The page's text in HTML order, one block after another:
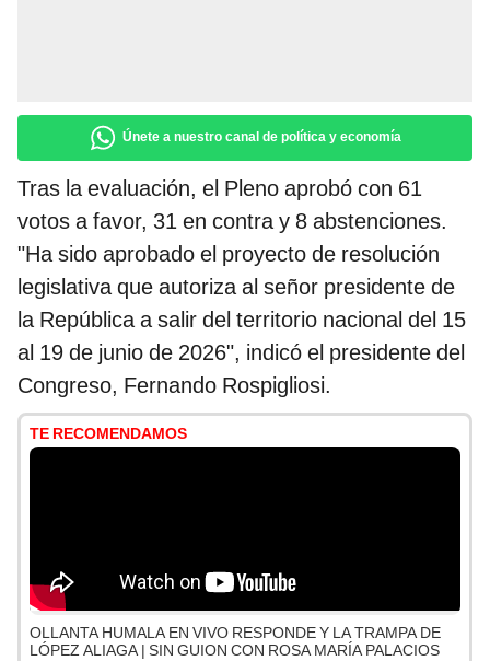
Únete a nuestro canal de política y economía
Tras la evaluación, el Pleno aprobó con 61
votos a favor, 31 en contra y 8 abstenciones.
"Ha sido aprobado el proyecto de resolución
legislativa que autoriza al señor presidente de
la República a salir del territorio nacional del 15
al 19 de junio de 2026", indicó el presidente del
Congreso, Fernando Rospigliosi.
TE RECOMENDAMOS
OLLANTA HUMALA EN VIVO RESPONDE Y LA TRAMPA DE
LÓPEZ ALIAGA | SIN GUION CON ROSA MARÍA PALACIOS